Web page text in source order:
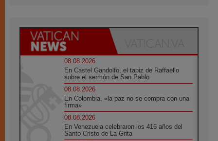
08.08.2026
En Castel Gandolfo, el tapiz de Raffaello
sobre el sermón de San Pablo
08.08.2026
En Colombia, «la paz no se compra con una
firma»
08.08.2026
En Venezuela celebraron los 416 años del
Santo Cristo de La Grita